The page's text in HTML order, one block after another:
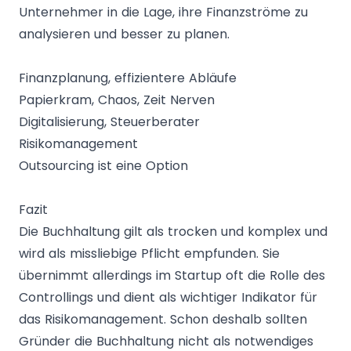
Unternehmer in die Lage, ihre Finanzströme zu
analysieren und besser zu planen.
Finanzplanung, effizientere Abläufe
Papierkram, Chaos, Zeit Nerven
Digitalisierung, Steuerberater
Risikomanagement
Outsourcing ist eine Option
Fazit
Die Buchhaltung gilt als trocken und komplex und
wird als missliebige Pflicht empfunden. Sie
übernimmt allerdings im Startup oft die Rolle des
Controllings und dient als wichtiger Indikator für
das Risikomanagement. Schon deshalb sollten
Gründer die Buchhaltung nicht als notwendiges